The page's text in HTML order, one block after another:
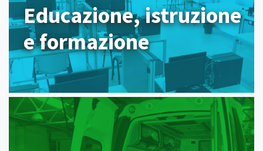
Educazione, istruzione
e formazione